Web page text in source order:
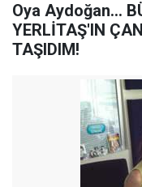
Oya Aydoğan...
YERLİTAŞ'IN
TAŞIDIM!